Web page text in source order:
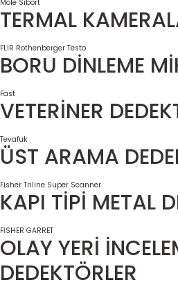
Mole Sibort
TERMAL
FLIR Rothenberger Testo
BORU DİNLEME
Fast
VETERİNER
Tevafuk
ÜST ARAMA
Fisher Triline Super Scanner
KAPI TİPİ METAL
FİSHER GARRET
OLAY YERİ
DEDEKTÖRLER